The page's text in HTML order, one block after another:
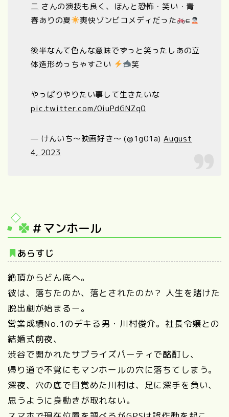
二 さんの演技も良く、ほんと恐怖・笑い・青
春ありの夏
爽快ゾンビコメディだった ∈
後半なんて色んな意味でずっと笑ったしあの立
体造形めっちゃすごい
笑
やっぱりやりたい事して生きたいな
pic.twitter.com/0iuPdGNZq0
— けんいち〜映画好き〜 (@1g01a) August
4, 2023
＃マンホール
あらすじ
絶頂からどん底へ。
彼は、落ちたのか、落とされたのか？ 人生を賭けた
脱出劇が始まるー。
営業成績No.1のデキる男・川村俊介。社長令嬢との
結婚式前夜、
渋谷で開かれたサプライズパーティで酩酊し、
帰り道で不覚にもマンホールの穴に落ちてしまう。
深夜、穴の底で目覚めた川村は、足に深手を負い、
思うように身動きが取れない。